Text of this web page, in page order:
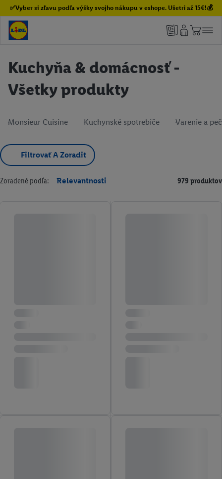
✅Vyber si zľavu podľa výšky svojho nákupu v eshope. Ušetri až 15€!💰
Kuchyňa & domácnosť -
Všetky produkty
Monsieur Cuisine Kuchynské spotrebiče Varenie a
Filtrovať A Zoradiť
Zoradené podľa: Relevantnosti 979 produktov